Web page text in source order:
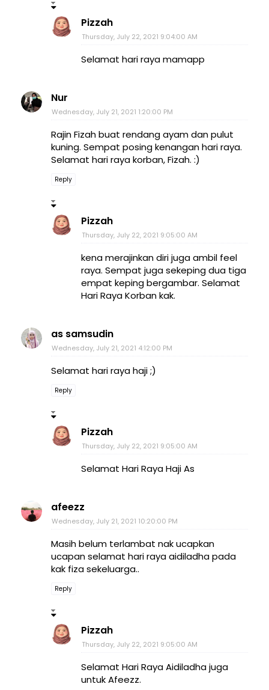
Pizzah
Thursday, July 22, 2021 9:04:00 AM
Selamat hari raya mamapp
Nur
Wednesday, July 21, 2021 1:20:00 PM
Rajin Fizah buat rendang ayam dan pulut
kuning. Sempat posing kenangan hari raya.
Selamat hari raya korban, Fizah. :)
Reply
Pizzah
Thursday, July 22, 2021 9:05:00 AM
kena merajinkan diri juga ambil feel
raya. Sempat juga sekeping dua tiga
empat keping bergambar. Selamat
Hari Raya Korban kak.
as samsudin
Wednesday, July 21, 2021 4:12:00 PM
Selamat hari raya haji ;)
Reply
Pizzah
Thursday, July 22, 2021 9:05:00 AM
Selamat Hari Raya Haji As
afeezz
Wednesday, July 21, 2021 10:20:00 PM
Masih belum terlambat nak ucapkan
ucapan selamat hari raya aidiladha pada
kak fiza sekeluarga..
Reply
Pizzah
Thursday, July 22, 2021 9:05:00 AM
Selamat Hari Raya Aidiladha juga
untuk Afeezz.